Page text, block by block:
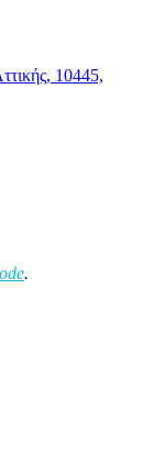
10445,
.